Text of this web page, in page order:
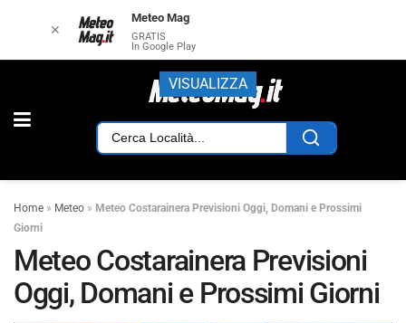
Home » Meteo » Meteo Costarainera Previsioni Oggi, Domani e Prossimi
Giorni
Meteo Costarainera Previsioni
Oggi, Domani e Prossimi Giorni
✕
Meteo Mag
GRATIS
In Google Play
VISUALIZZA